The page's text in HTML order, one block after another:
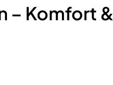
– Komfort &